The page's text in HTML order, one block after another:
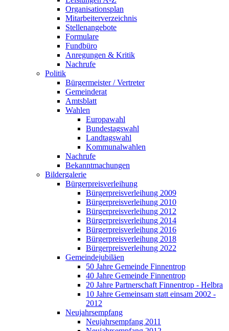
Organisationsplan
Mitarbeiterverzeichnis
Stellenangebote
Formulare
Fundbüro
Anregungen & Kritik
Nachrufe
Politik
Bürgermeister / Vertreter
Gemeinderat
Amtsblatt
Wahlen
Europawahl
Bundestagswahl
Landtagswahl
Kommunalwahlen
Nachrufe
Bekanntmachungen
Bildergalerie
Bürgerpreisverleihung
Bürgerpreisverleihung 2009
Bürgerpreisverleihung 2010
Bürgerpreisverleihung 2012
Bürgerpreisverleihung 2014
Bürgerpreisverleihung 2016
Bürgerpreisverleihung 2018
Bürgerpreisverleihung 2022
Gemeindejubiläen
50 Jahre Gemeinde Finnentrop
40 Jahre Gemeinde Finnentrop
20 Jahre Partnerschaft Finnentrop - Helbra
10 Jahre Gemeinsam statt einsam 2002 -
2012
Neujahrsempfang
Neujahrsempfang 2011